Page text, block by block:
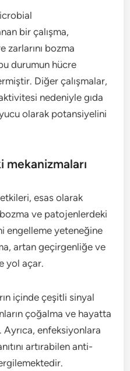
bir çalışma,
zarlarını bozma
durumun hücre
Diğer çalışmalar,
nedeniyle gıda
olarak potansiyelini
mekanizmaları
esas olarak
ve patojenlerdeki
engelleme yeteneğine
artan geçirgenliğe ve
yol açar.
içinde çeşitli sinyal
çoğalma ve hayatta
enfeksiyonlara
artırabilen anti-